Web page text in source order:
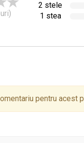
2 stele
1 stea
pentru acest